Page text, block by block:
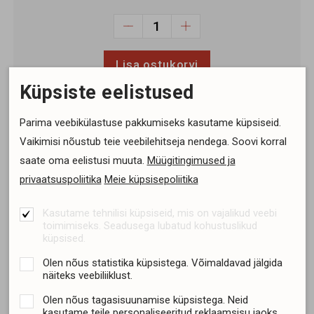
Lisa ostukorvi
Koolibri kood
9224
Lehekülgede arv
64
Formaat
21 × 27 cm
Köide
ISBN
9789985049754
Küpsiste eelistused
Parima veebikülastuse pakkumiseks kasutame küpsiseid.
Vaikimisi nõustub teie veebilehitseja nendega. Soovi korral
saate oma eelistusi muuta. Müügitingimused ja
privaatsuspoliitika Meie küpsisepoliitika
Kasutame tehnilisi küpsiseid, mis on vajalikud veebi
toimimiseks. Seadusega lubatud kohustuslikud
küpsised.
Olen nõus statistika küpsistega. Võimaldavad jälgida
näiteks veebiliiklust.
Olen nõus tagasisuunamise küpsistega. Neid